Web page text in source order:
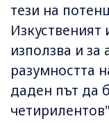
тези на
използва и за
разумността
даден път да